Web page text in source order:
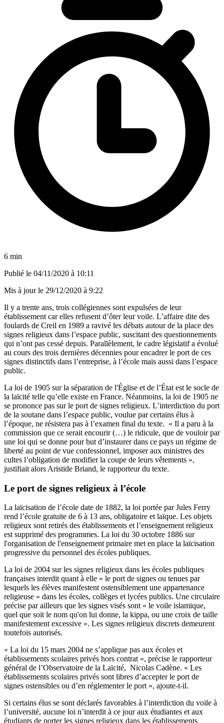
6 min
Publié le 04/11/2020 à 10:11
Mis à jour le 29/12/2020 à 9:22
Il y a trente ans, trois collégiennes sont expulsées de leur
établissement car elles refusent d’ôter leur voile. L’affaire dite des
foulards de Creil en 1989 a ravivé les débats autour de la place des
signes religieux dans l’espace public, suscitant des questionnements
qui n’ont pas cessé depuis. Parallèlement, le cadre législatif a évolué
au cours des trois dernières décennies pour encadrer le port de ces
signes distinctifs dans l’entreprise, à l’école mais aussi dans l’espace
public.
La loi de 1905 sur la séparation de l'Église et de l’État est le socle de
la laïcité telle qu’elle existe en France. Néanmoins, la loi de 1905 ne
se prononce pas sur le port de signes religieux. L’interdiction du port
de la soutane dans l’espace public, voulue par certains élus à
l’époque, ne résistera pas à l’examen final du texte. « Il a paru à la
commission que ce serait encourir (…) le ridicule, que de vouloir par
une loi qui se donne pour but d’instaurer dans ce pays un régime de
liberté au point de vue confessionnel, imposer aux ministres des
cultes l’obligation de modifier la coupe de leurs vêtements »,
justifiait alors Aristide Briand, le rapporteur du texte.
Le port de signes religieux à l’école
La laïcisation de l’école date de 1882, la loi portée par Jules Ferry
rend l’école gratuite de 6 à 13 ans, obligatoire et laïque. Les objets
religieux sont retirés des établissements et l’enseignement religieux
est supprimé des programmes. La loi du 30 octobre 1886 sur
l'organisation de l'enseignement primaire met en place la laïcisation
progressive du personnel des écoles publiques.
La loi de 2004 sur les signes religieux dans les écoles publiques
françaises interdit quant à elle « le port de signes ou tenues par
lesquels les élèves manifestent ostensiblement une appartenance
religieuse » dans les écoles, collèges et lycées publics. Une circulaire
précise par ailleurs que les signes visés sont « le voile islamique,
quel que soit le nom qu'on lui donne, la kippa, ou une croix de taille
manifestement excessive ». Les signes religieux discrets demeurent
toutefois autorisés.
« La loi du 15 mars 2004 ne s’applique pas aux écoles et
établissements scolaires privés hors contrat », précise le rapporteur
général de l’Observatoire de la Laïcité, Nicolas Cadène. « Les
établissements scolaires privés sont libres d’accepter le port de
signes ostensibles ou d’en réglementer le port », ajoute-t-il.
Si certains élus se sont déclarés favorables à l’interdiction du voile à
l’université, aucune loi n’interdit à ce jour aux étudiantes et aux
étudiants de porter les signes religieux dans les établissements